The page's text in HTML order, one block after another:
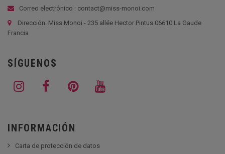
Correo electrónico : contact@miss-monoi.com
Dirección: Miss Monoi - 235 allée Hector Pintus 06610 La Gaude
Francia
SÍGUENOS
INFORMACIÓN
Carta de protección de datos